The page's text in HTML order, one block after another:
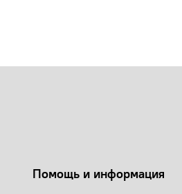
Помощь и информация